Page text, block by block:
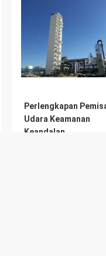
Perlengkapan
Udara Keamanan
Keandalan